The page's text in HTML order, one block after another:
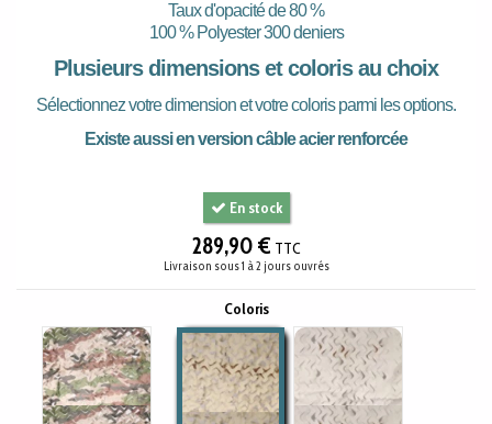
Taux d'opacité de 80 %
100 % Polyester 300 deniers
Plusieurs dimensions et coloris au choix
Sélectionnez votre dimension et votre coloris parmi les options.
Existe aussi en version câble acier renforcée
En stock
289,90 € TTC
Livraison sous 1 à 2 jours ouvrés
Coloris
Camouflage Centre Europe
BEIGE BLANC